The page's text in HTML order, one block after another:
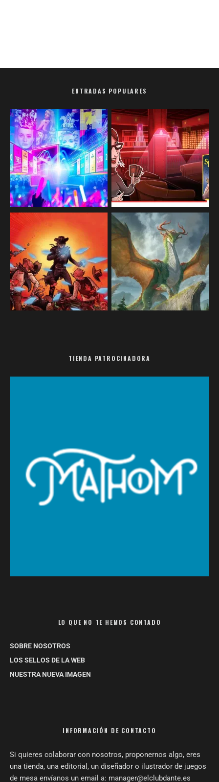
ENTRADAS POPULARES
TIENDA PATROCINADORA
LO QUE NO TE HEMOS CONTADO
SOBRE NOSOTROS
LOS SELLOS DE LA WEB
NUESTRA NUEVA IMAGEN
INFORMACIÓN DE CONTACTO
Si quieres colaborar con nosotros, proponernos algo, eres
una tienda, una editorial, un diseñador o ilustrador de juegos
de mesa envíanos un email a: manager@elclubdante.es